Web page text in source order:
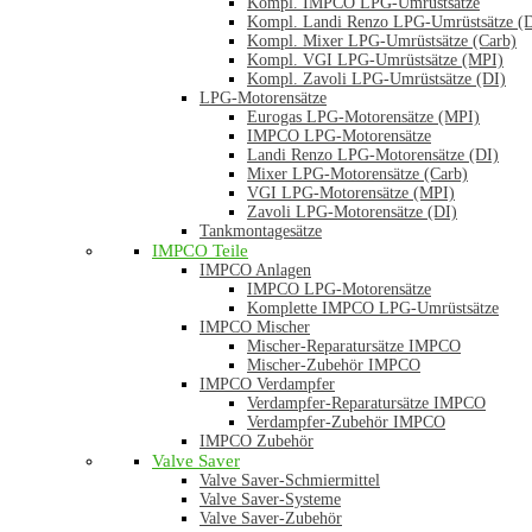
Kompl. Landi Renzo LPG-Umrüstsätze
Kompl. Mixer LPG-Umrüstsätze (Carb)
Kompl. VGI LPG-Umrüstsätze (MPI)
Kompl. Zavoli LPG-Umrüstsätze (DI)
LPG-Motorensätze
Eurogas LPG-Motorensätze (MPI)
IMPCO LPG-Motorensätze
Landi Renzo LPG-Motorensätze (DI)
Mixer LPG-Motorensätze (Carb)
VGI LPG-Motorensätze (MPI)
Zavoli LPG-Motorensätze (DI)
Tankmontagesätze
IMPCO Teile
IMPCO Anlagen
IMPCO LPG-Motorensätze
Komplette IMPCO LPG-Umrüstsätze
IMPCO Mischer
Mischer-Reparatursätze IMPCO
Mischer-Zubehör IMPCO
IMPCO Verdampfer
Verdampfer-Reparatursätze IMPCO
Verdampfer-Zubehör IMPCO
IMPCO Zubehör
Valve Saver
Valve Saver-Schmiermittel
Valve Saver-Systeme
Valve Saver-Zubehör